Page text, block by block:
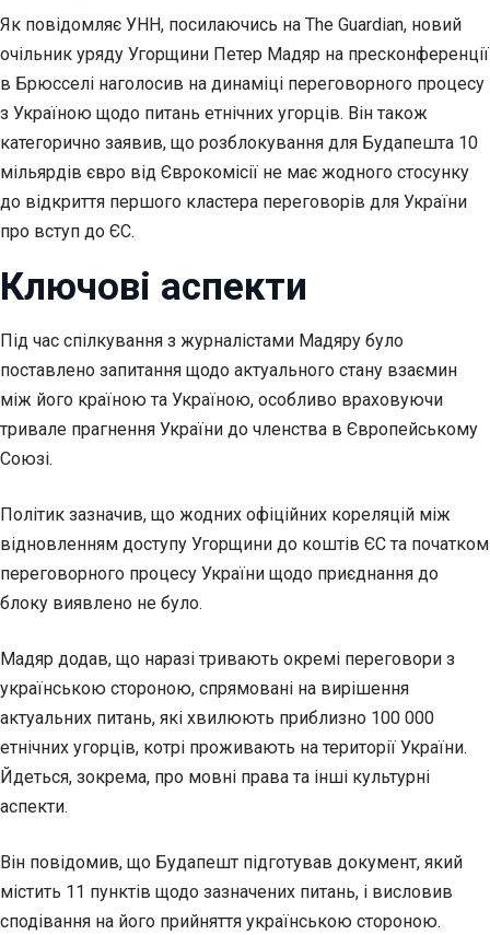
Як повідомляє УНН, посилаючись на The Guardian, новий
очільник уряду Угорщини Петер Мадяр на пресконференції
в Брюсселі наголосив на динаміці переговорного процесу
з Україною щодо питань етнічних угорців. Він також
категорично заявив, що розблокування для Будапешта 10
мільярдів євро від Єврокомісії не має жодного стосунку
до відкриття першого кластера переговорів для України
про вступ до ЄС.
Ключові аспекти
Під час спілкування з журналістами Мадяру було
поставлено запитання щодо актуального стану взаємин
між його країною та Україною, особливо враховуючи
тривале прагнення України до членства в Європейському
Союзі.
Політик зазначив, що жодних офіційних кореляцій між
відновленням доступу Угорщини до коштів ЄС та початком
переговорного процесу України щодо приєднання до
блоку виявлено не було.
Мадяр додав, що наразі тривають окремі переговори з
українською стороною, спрямовані на вирішення
актуальних питань, які хвилюють приблизно 100 000
етнічних угорців, котрі проживають на території України.
Йдеться, зокрема, про мовні права та інші культурні
аспекти.
Він повідомив, що Будапешт підготував документ, який
містить 11 пунктів щодо зазначених питань, і висловив
сподівання на його прийняття українською стороною.